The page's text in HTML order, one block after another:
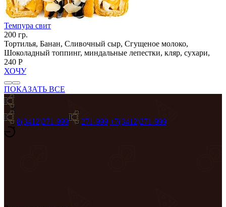
Темпура свит
200 гр.
Тортилья, Банан, Сливочный сыр, Сгущеное молоко,
Шоколадный топпинг, миндальные лепестки, кляр, сухари,
240 Р
ХОЧУ
ПОКАЗАТЬ ВСЕ
8(3412)271-999 271-999 +7(3412)271-999